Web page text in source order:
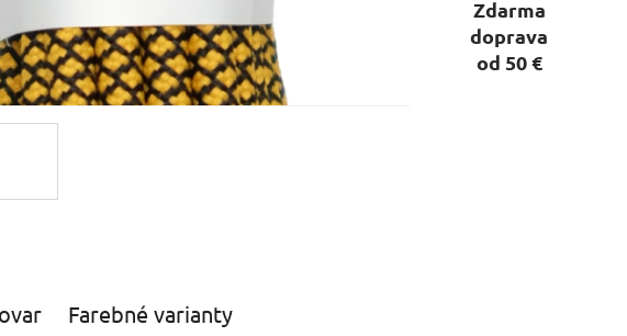
Zdarma
doprava
od 50 €
Farebné varianty